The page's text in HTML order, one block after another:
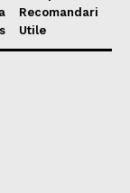
Recomandari
Utile